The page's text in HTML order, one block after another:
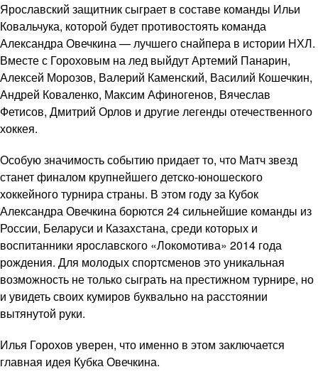
Ярославский защитник сыграет в составе команды Ильи
Ковальчука, которой будет противостоять команда
Александра Овечкина — лучшего снайпера в истории НХЛ.
Вместе с Гороховым на лед выйдут Артемий Панарин,
Алексей Морозов, Валерий Каменский, Василий Кошечкин,
Андрей Коваленко, Максим Афиногенов, Вячеслав
Фетисов, Дмитрий Орлов и другие легенды отечественного
хоккея.
Особую значимость событию придает то, что Матч звезд
станет финалом крупнейшего детско-юношеского
хоккейного турнира страны. В этом году за Кубок
Александра Овечкина борются 24 сильнейшие команды из
России, Беларуси и Казахстана, среди которых и
воспитанники ярославского «Локомотива» 2014 года
рождения. Для молодых спортсменов это уникальная
возможность не только сыграть на престижном турнире, но
и увидеть своих кумиров буквально на расстоянии
вытянутой руки.
Илья Горохов уверен, что именно в этом заключается
главная идея Кубка Овечкина.